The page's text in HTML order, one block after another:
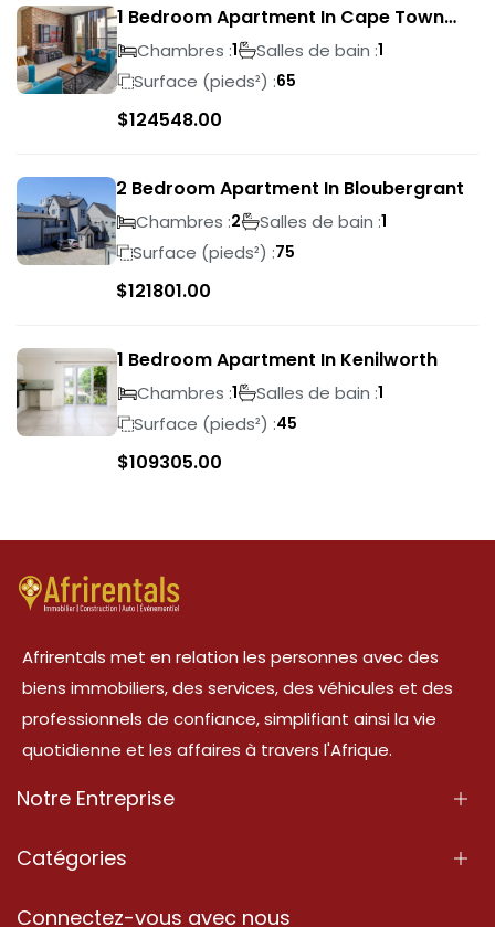
1 Bedroom Apartment In Cape Town
City Centre
Chambres :1 Salles de bain :1
Surface (pieds²) :65
$124548.00
2 Bedroom Apartment In Bloubergrant
Chambres :2 Salles de bain :1
Surface (pieds²) :75
$121801.00
1 Bedroom Apartment In Kenilworth
Chambres :1 Salles de bain :1
Surface (pieds²) :45
$109305.00
Afrirentals met en relation les personnes avec des
biens immobiliers, des services, des véhicules et des
professionnels de confiance, simplifiant ainsi la vie
quotidienne et les affaires à travers l'Afrique.
Notre Entreprise
À Propos
Catégories
Propriété
Connectez-vous avec nous